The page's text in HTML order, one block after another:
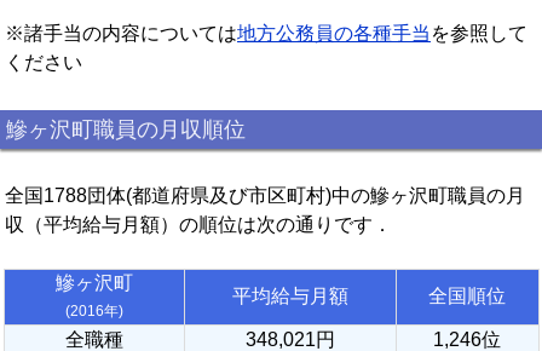
※諸手当の内容については地方公務員の各種手当 を参照して
ください
鰺ヶ沢町職員の月収順位
全国1788団体(都道府県及び市区町村)中の鰺ヶ沢町職員の月
収（平均給与月額）の順位は次の通りです．
鰺ヶ沢町
(2016年)
平均給与月額 全国順位
全職種 348,021円
1,246位